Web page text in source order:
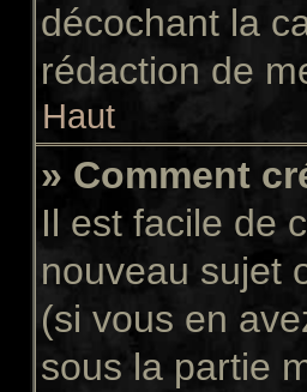
décochant la
rédaction de
Haut
» Comment
Il est facile de
nouveau sujet
(si vous en
sous la partie